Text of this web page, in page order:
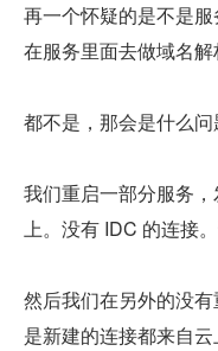
再一个怀疑的是不是
在服务里面去做域名解
都不是，那会是什么问
我们重启一部分服务
上。没有 IDC 的连接
然后我们在另外的没
是新建的连接都来自